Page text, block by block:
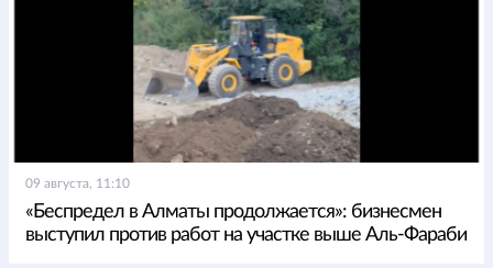
09 августа, 11:10
«Беспредел в Алматы продолжается»: бизнесмен
выступил против работ на участке выше Аль-Фараби